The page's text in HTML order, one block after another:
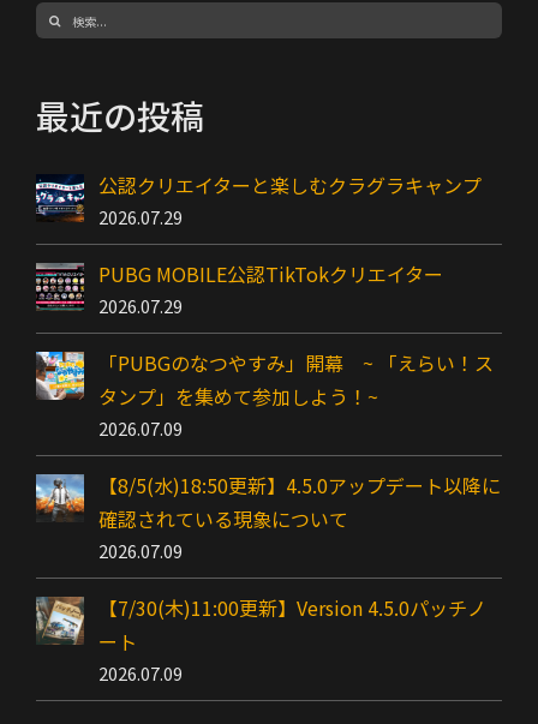
検
最近の投稿
公認クリエイターと楽しむクラグラキャンプ
2026.07.29
PUBG MOBILE公認TikTokクリエイター
2026.07.29
「PUBGのなつやすみ」開幕 ~ 「えらい！ス
タンプ」を集めて参加しよう！~
2026.07.09
【8/5(水)18:50更新】4.5.0アップデート以降に
確認されている現象について
2026.07.09
【7/30(木)11:00更新】Version 4.5.0パッチノ
ート
2026.07.09